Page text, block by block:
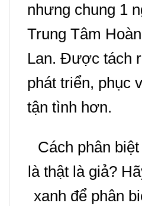
nhưng chung 1
Trung Tâm
Lan. Được tách
phát triển, phục
tận tình hơn.
Cách phân
là thật là giả?
xanh để phân